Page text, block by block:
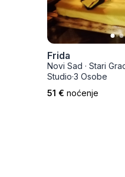
Frida
Novi Sad · Stari
Studio·3 Osobe
51 € noćenje